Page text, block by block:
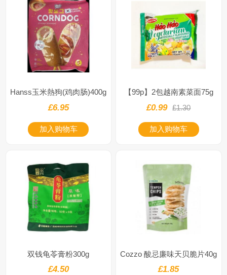
Hanss玉米熱狗(鸡肉肠)400g
£6.95
加入购物车
【99p】2包越南素菜面75g
£0.99 £1.30
加入购物车
双钱龟苓膏粉300g
£4.50
Cozzo 酸忌廉味天贝脆片40g
£1.85